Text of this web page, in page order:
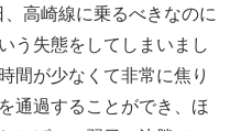
、高崎線に乗るべきなのに
う失態をしてしまいまし
間が少なくて非常に焦り
通過することができ、ほ